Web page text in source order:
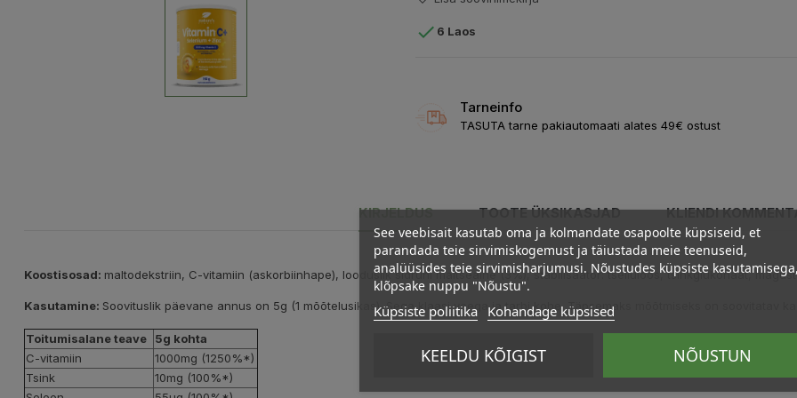
 6 Laos
Tarneinfo
TASUTA tarne pakiautomaati alates 49€ ostust
KIRJELDUS TOOTE ÜKSIKASJAD KLIENDI
Koostisosad: maltodekstriin, C-vitamiin (askorbiinhape), looduslik sidruni maitseaine (3%), stabilisaator: tselluloos, tsinkglükonaat,
Kasutamine: Soovituslik päevane annus on 5g (1 mõõtelusikas). Sega klaasi veega ja tarbi kohe. Täpsemaks mõõtmiseks on soovitatav
Toitumisalane teave
5g kohta
C-vitamiin
1000mg (1250%*)
Tsink
10mg (100%*)
See veebisait kasutab oma ja kolmandate osapoolte küpsiseid, et
parandada teie sirvimiskogemust ja täiustada meie teenuseid,
analüüsides teie sirvimisharjumusi. Nõustudes küpsiste kasutamisega,
klõpsake nuppu "Nõustu".
Küpsiste poliitika Kohandage küpsised
KEELDU KÕIGIST NÕUSTUN